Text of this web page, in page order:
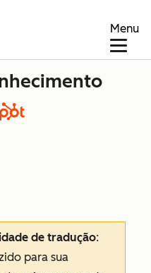
Menu
de tradução:
para sua